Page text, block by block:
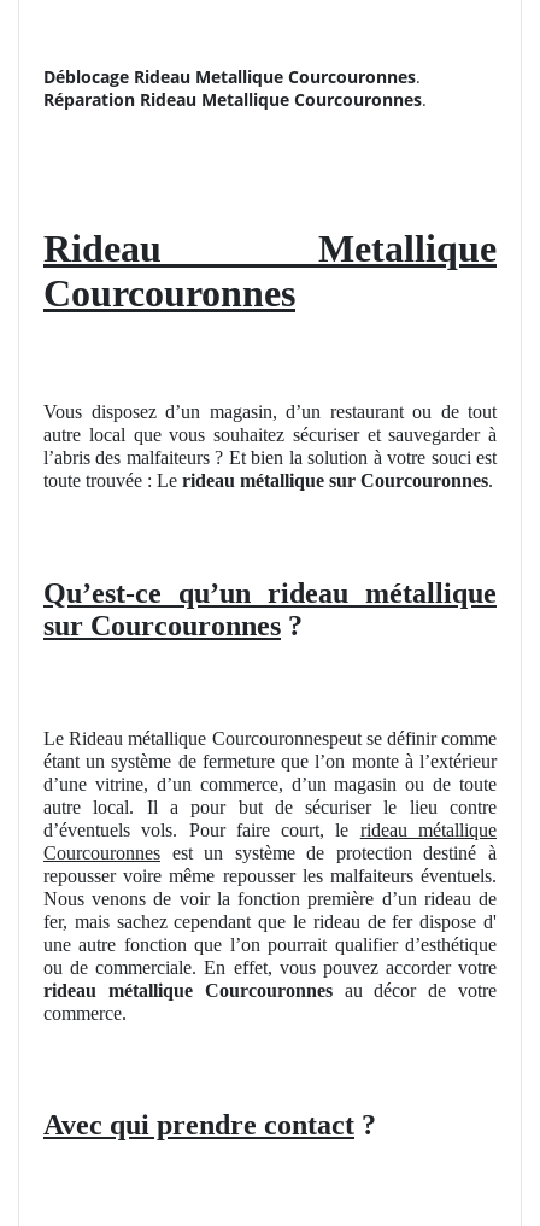
Déblocage Rideau Metallique Courcouronnes.
Réparation Rideau Metallique Courcouronnes.
Rideau Metallique
Courcouronnes
Vous disposez d’un magasin, d’un restaurant ou de tout
autre local que vous souhaitez sécuriser et sauvegarder à
l’abris des malfaiteurs ? Et bien la solution à votre souci est
toute trouvée : Le rideau métallique sur Courcouronnes.
Qu’est-ce qu’un rideau métallique
sur Courcouronnes ?
Le Rideau métallique Courcouronnespeut se définir comme
étant un système de fermeture que l’on monte à l’extérieur
d’une vitrine, d’un commerce, d’un magasin ou de toute
autre local. Il a pour but de sécuriser le lieu contre
d’éventuels vols. Pour faire court, le rideau métallique
Courcouronnes est un système de protection destiné à
repousser voire même repousser les malfaiteurs éventuels.
Nous venons de voir la fonction première d’un rideau de
fer, mais sachez cependant que le rideau de fer dispose d'
une autre fonction que l’on pourrait qualifier d’esthétique
ou de commerciale. En effet, vous pouvez accorder votre
rideau métallique Courcouronnesau décor de votre
commerce.
Avec qui prendre contact ?